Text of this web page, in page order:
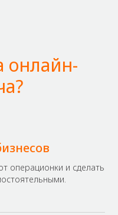
онлайн-
операционки и сделать